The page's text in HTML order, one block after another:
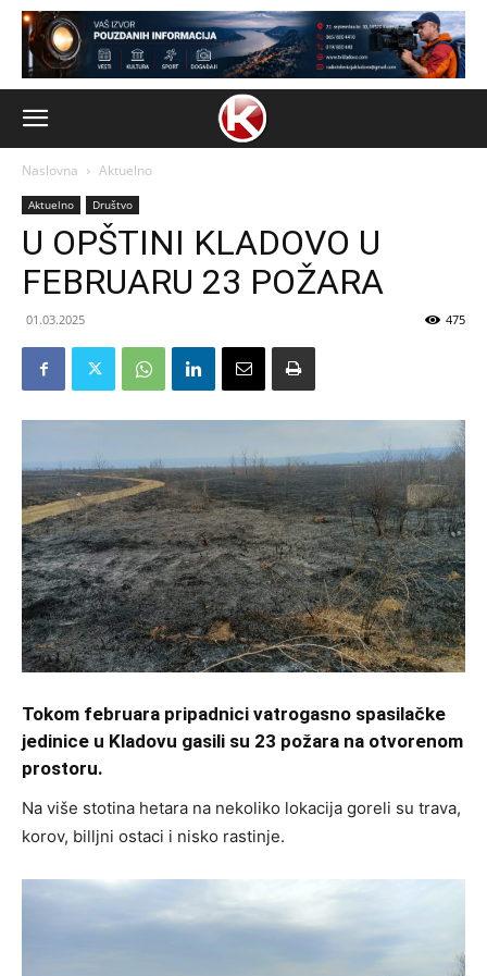
Naslovna Aktuelno
Aktuelno Društvo
U OPŠTINI KLADOVO U
FEBRUARU 23 POŽARA
01.03.2025 475
Tokom februara pripadnici vatrogasno spasilačke
jedinice u Kladovu gasili su 23 požara na otvorenom
prostoru.
Na više stotina hetara na nekoliko lokacija goreli su trava,
korov, billjni ostaci i nisko rastinje.